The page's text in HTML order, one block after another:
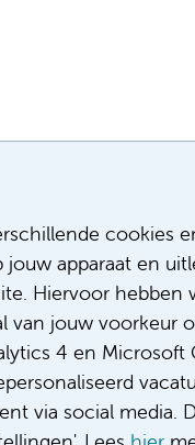
cookies
apparaat en
Hiervoor
jouw
4 en
via social media.
vacatures
infectiepreventie
Coördinator
(patiënten)voeding
duurzame voeding
radiologie